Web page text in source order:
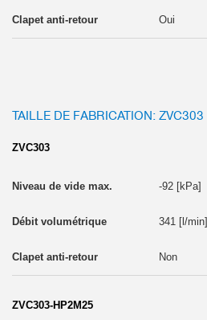
Oui
TAILLE DE FABRICATION: ZVC303
ZVC303
-92 [kPa]
341 [l/min]
Non
ZVC303-HP2M25